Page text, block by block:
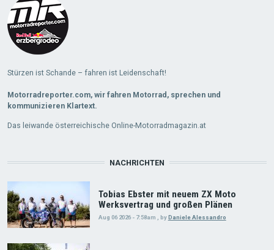
Stürzen ist Schande – fahren ist Leidenschaft!
Motorradreporter.com, wir fahren Motorrad, sprechen und
kommunizieren Klartext.
Das leiwande österreichische Online-Motorradmagazin.at
NACHRICHTEN
Tobias Ebster mit neuem ZX Moto
Werksvertrag und großen Plänen
Aug 06 2026 - 7:58am , by Daniele Alessandro